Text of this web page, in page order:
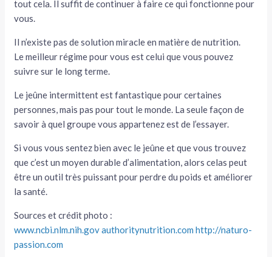
tout cela. Il suffit de continuer à faire ce qui fonctionne pour
vous.
Il n’existe pas de solution miracle en matière de nutrition.
Le meilleur régime pour vous est celui que vous pouvez
suivre sur le long terme.
Le jeûne intermittent est fantastique pour certaines
personnes, mais pas pour tout le monde. La seule façon de
savoir à quel groupe vous appartenez est de l’essayer.
Si vous vous sentez bien avec le jeûne et que vous trouvez
que c’est un moyen durable d’alimentation, alors celas peut
être un outil très puissant pour perdre du poids et améliorer
la santé.
Sources et crédit photo :
www.ncbi.nlm.nih.govauthoritynutrition.com http://naturo-
passion.com